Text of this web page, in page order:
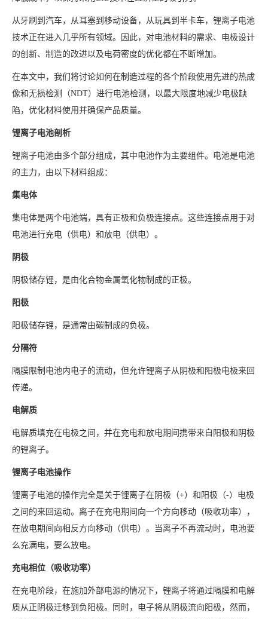
从牙刷到汽车，从耳塞到移动设备，从玩具到半卡车，锂离子电池
技术正在进入几乎所有领域。因此，对电池材料的需求、电极设计
的创新、制造的改进以及电荷密度的优化都在不断增加。
在本文中，我们将讨论如何在制造过程的各个阶段使用先进的热成
像和无损检测（NDT）进行电池检测，以最大限度地减少电极缺
陷，优化材料使用并确保产品质量。
锂离子电池剖析
锂离子电池由多个部分组成，其中电池作为主要组件。电池是电池
的主力，由以下材料组成：
集电体
集电体是两个电池端，具有正极和负极连接点。这些连接点用于对
电池进行充电（供电）和放电（供电）。
阴极
阴极储存锂，是由化合物金属氧化物制成的正极。
阳极
阳极储存锂，是通常由碳制成的负极。
分隔符
隔膜限制电池内电子的流动，但允许锂离子从阴极和阳极电极来回
传递。
电解质
电解质填充在电极之间，并在充电和放电期间携带来自阳极和阴极
的锂离子。
锂离子电池操作
锂离子电池的操作完全是关于锂离子在阴极（+）和阳极（-）电极
之间的来回运动。离子在充电期间向一个方向移动（吸收功率），
在放电期间向相反方向移动（供电）。当离子不再流动时，电池要
么充满电，要么放电。
充电相位（吸收功率）
在充电阶段，在施加外部电源的情况下，锂离子将通过隔膜和电解
质从正阴极迁移到负阳极。同时，电子将从阴极流向阳极，然而，